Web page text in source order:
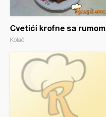
Cvetići krofne sa rumom
Kolači